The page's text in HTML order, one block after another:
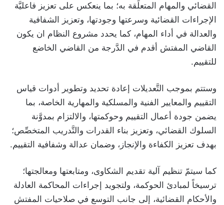
القضائي والمهام المتعلِّقة به؛ بما ينعكس على تعزيز فاعليَّة
الإجراءات القضائية وسرعتها وجودتها، وتعزيز الشفافية
والعدالة في أداء المهام، كما يحدد مشروع النظام ان يكون
القاضي المفتش أقدم في الدَّرجة من القاضي الخاضع
للتقييم.
وستتم بموجب التَّعديلات إعادة تحديد وتطوير أدوات قياس
التقييم والمعايير الفنية والمسلكية والمهارية الخاصة، بما
يضمن جودة أعمال التقييم وحوكمتها، والالتزام بمدوَّنة
السلوك القضائي، وتعزيز بناء القدرات والتَّدريب المتخصِّص؛
بهدف تعزيز الكفاءة والإنجاز، وضمان عدالة وشفافية التقييم.
كما سيتمّ تنظيم آلية تقديم الشكاوى، ومتابعتها ومعالجتها؛
ترسيخاً لمبادئ الحوكمة، ولتجويد إجراءات المحاكمة العادلة
والأحكام القضائية، إلى جانب التوسع في صلاحيات المفتش